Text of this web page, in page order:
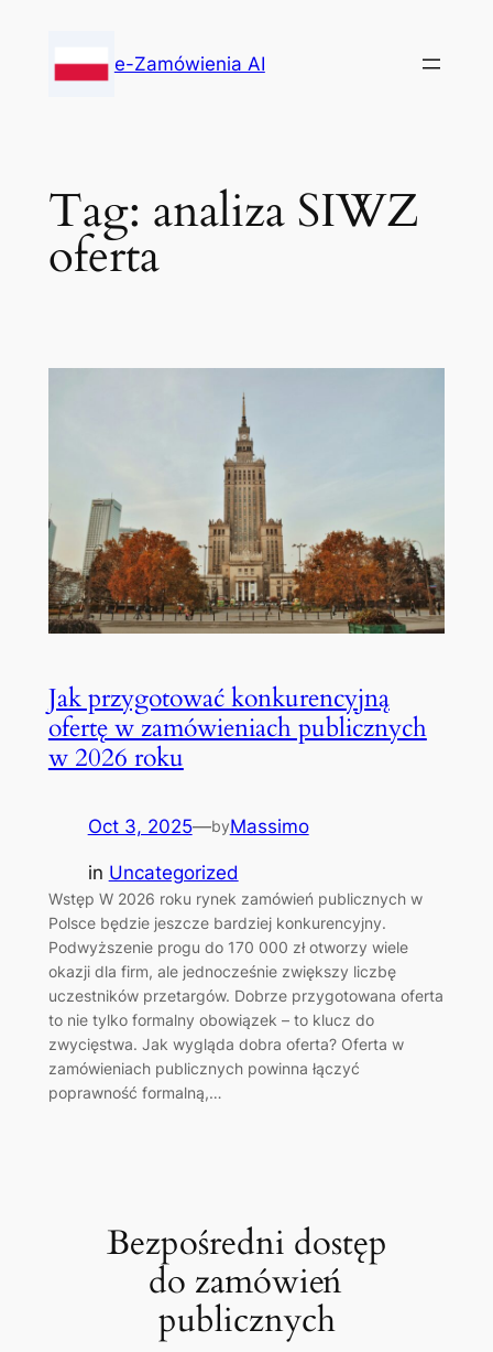
content
e-Zamówienia AI
Tag: analiza SIWZ
oferta
Jak przygotować konkurencyjną
ofertę w zamówieniach publicznych
w 2026 roku
Oct 3, 2025—byMassimo
in Uncategorized
Wstęp W 2026 roku rynek zamówień publicznych w
Polsce będzie jeszcze bardziej konkurencyjny.
Podwyższenie progu do 170 000 zł otworzy wiele
okazji dla firm, ale jednocześnie zwiększy liczbę
uczestników przetargów. Dobrze przygotowana oferta
to nie tylko formalny obowiązek – to klucz do
zwycięstwa. Jak wygląda dobra oferta? Oferta w
zamówieniach publicznych powinna łączyć
poprawność formalną,…
Bezpośredni dostęp
do zamówień
publicznych